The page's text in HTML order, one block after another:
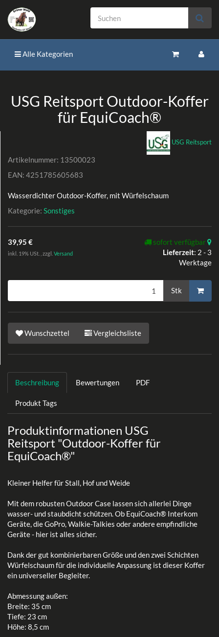
Alle Kategorien
USG Reitsport Outdoor-Koffer
für EquiCoach®
USG Reitsport
Artikelnummer: 13500023
EAN: 4251785605683
Wasserdichter Outdoor-Koffer, mit Würfelschaum
Kategorie: Sonstiges
39,95 €
inkl. 19% USt. , zzgl. Versand
sofort verfügbar
Lieferzeit: 2 - 3
Werktage
Stk
Wunschzettel Vergleichsliste
Beschreibung Bewertungen PDF
Produkt Tags
Produktinformationen USG
Reitsport "Outdoor-Koffer für
EquiCoach®"
Kleiner Helfer für Stall, Hof und Weide
Mit dem robusten Outdoor Case lassen sich allerlei Dinge
wasser- und staubdicht schützen. Ob EquiCoach® Interkom
Geräte, die GoPro, Walkie-Talkies oder andere empfindliche
Geräte - hier ist alles sicher.
Dank der gut kombinierbaren Größe und den zwei Schichten
Würfelschaum für die individuelle Anpassung ist dieser Koffer
ein universeller Begleiter.
Abmessung außen:
Breite: 35 cm
Tiefe: 23 cm
Höhe: 8,5 cm